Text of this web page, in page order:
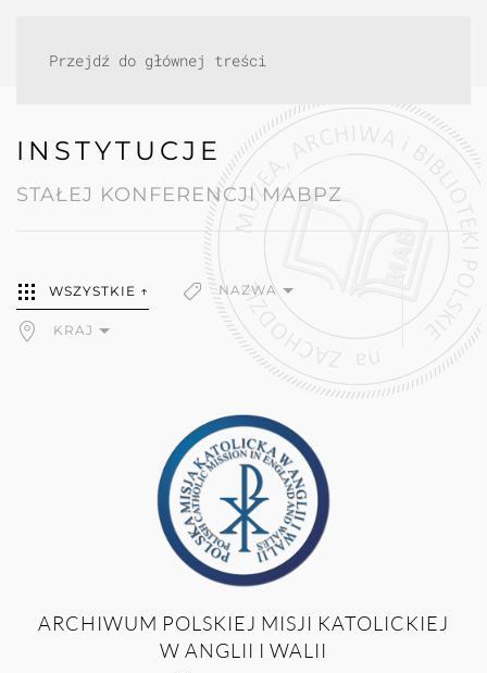
Przejdź do głównej treści
INSTYTUCJE
STAŁEJ KONFERENCJI MABPZ
WSZYSTKIE ↑ NAZWA
KRAJ
ARCHIWUM POLSKIEJ MISJI KATOLICKIEJ
W ANGLII I WALII